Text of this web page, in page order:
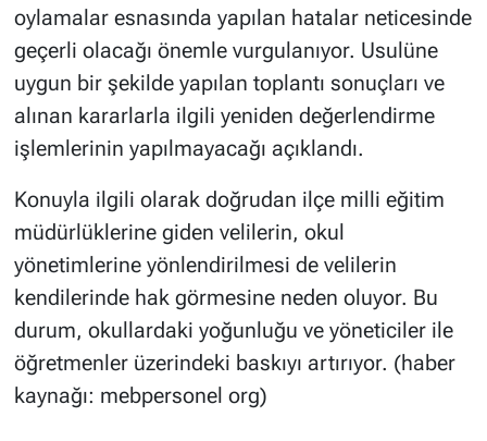
oylamalar esnasında yapılan hatalar neticesinde
geçerli olacağı önemle vurgulanıyor. Usulüne
uygun bir şekilde yapılan toplantı sonuçları ve
alınan kararlarla ilgili yeniden değerlendirme
işlemlerinin yapılmayacağı açıklandı.
Konuyla ilgili olarak doğrudan ilçe milli eğitim
müdürlüklerine giden velilerin, okul
yönetimlerine yönlendirilmesi de velilerin
kendilerinde hak görmesine neden oluyor. Bu
durum, okullardaki yoğunluğu ve yöneticiler ile
öğretmenler üzerindeki baskıyı artırıyor. (haber
kaynağı: mebpersonel org)